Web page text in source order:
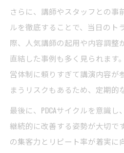
さらに、講師やスタッフとの事
ルを徹底することで、当日のト
際、人気講師の起用や内容調整
直結した事例も多く見られます
営体制に頼りすぎて講演内容が
まうリスクもあるため、定期的
最後に、PDCAサイクルを意識
継続的に改善する姿勢が大切で
の集客力とリピート率が着実に